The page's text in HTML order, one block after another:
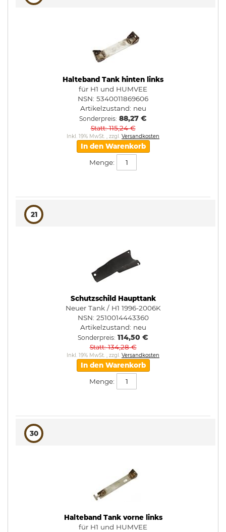
Halteband Tank hinten links
für H1 und HUMVEE
NSN: 5340011869606
Artikelzustand: neu
Sonderpreis 88,27 €
Statt 115,24 €
Inkl. 19% MwSt. , zzgl. Versandkosten
In den Warenkorb
Menge:
21
Schutzschild Haupttank
Neuer Tank / H1 1996-2006K
NSN: 2510014443360
Artikelzustand: neu
Sonderpreis 114,50 €
Statt 134,28 €
Inkl. 19% MwSt. , zzgl. Versandkosten
In den Warenkorb
Menge:
30
Halteband Tank vorne links
für H1 und HUMVEE